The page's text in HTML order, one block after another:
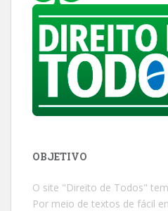
OBJETIVO
O site "Direito de Todos"
Por meio de textos de fácil